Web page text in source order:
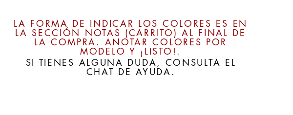
LA FORMA DE INDICAR LOS COLORES ES EN
LA SECCIÓN NOTAS (CARRITO) AL FINAL DE
LA COMPRA. ANOTAR COLORES POR
MODELO Y ¡LISTO!.
SI TIENES ALGUNA DUDA, CONSULTA EL
CHAT DE AYUDA.